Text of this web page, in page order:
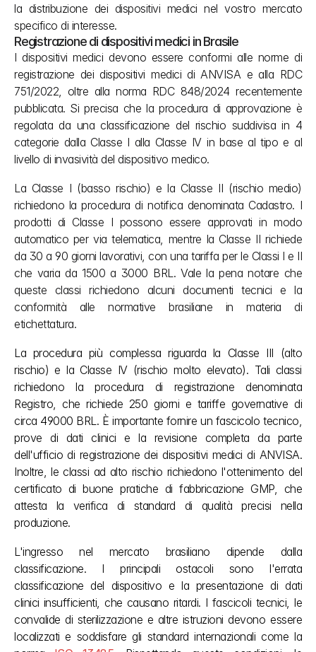
la distribuzione dei dispositivi medici nel vostro mercato
specifico di interesse.
Registrazione di dispositivi medici in Brasile
I dispositivi medici devono essere conformi alle norme di
registrazione dei dispositivi medici di ANVISA e alla RDC
751/2022, oltre alla norma RDC 848/2024 recentemente
pubblicata. Si precisa che la procedura di approvazione è
regolata da una classificazione del rischio suddivisa in 4
categorie dalla Classe I alla Classe IV in base al tipo e al
livello di invasività del dispositivo medico.
La Classe I (basso rischio) e la Classe II (rischio medio)
richiedono la procedura di notifica denominata Cadastro. I
prodotti di Classe I possono essere approvati in modo
automatico per via telematica, mentre la Classe II richiede
da 30 a 90 giorni lavorativi, con una tariffa per le Classi I e II
che varia da 1500 a 3000 BRL. Vale la pena notare che
queste classi richiedono alcuni documenti tecnici e la
conformità alle normative brasiliane in materia di
etichettatura.
La procedura più complessa riguarda la Classe III (alto
rischio) e la Classe IV (rischio molto elevato). Tali classi
richiedono la procedura di registrazione denominata
Registro, che richiede 250 giorni e tariffe governative di
circa 49000 BRL. È importante fornire un fascicolo tecnico,
prove di dati clinici e la revisione completa da parte
dell'ufficio di registrazione dei dispositivi medici di ANVISA.
Inoltre, le classi ad alto rischio richiedono l'ottenimento del
certificato di buone pratiche di fabbricazione GMP, che
attesta la verifica di standard di qualità precisi nella
produzione.
L'ingresso nel mercato brasiliano dipende dalla
classificazione. I principali ostacoli sono l'errata
classificazione del dispositivo e la presentazione di dati
clinici insufficienti, che causano ritardi. I fascicoli tecnici, le
convalide di sterilizzazione e altre istruzioni devono essere
localizzati e soddisfare gli standard internazionali come la